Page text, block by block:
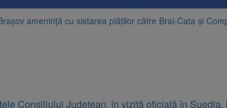
amenință cu sistarea plăților către Brai-Cata și
Belvedere de pe Tâmpa intră în renovare. Contract de
cele mai mari parcuri ale Brașovului va fi amenajat în
Consiliului Județean, în vizită oficială în Suedia,